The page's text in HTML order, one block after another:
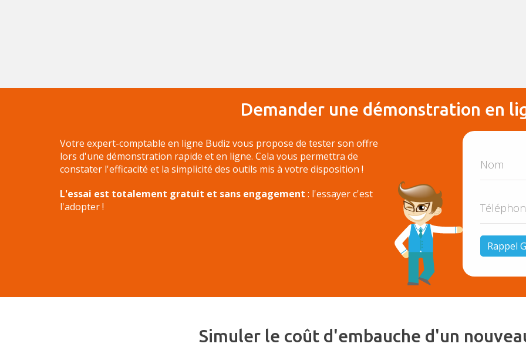
Demander une démonstration en
Votre expert-comptable en ligne Budiz vous propose de tester son offre
lors d'une démonstration rapide et en ligne. Cela vous permettra de
constater l'efficacité et la simplicité des outils mis à votre disposition !
L'essai est totalement gratuit et sans engagement : l'essayer c'est
l'adopter !
Simuler le coût d'embauche d'un